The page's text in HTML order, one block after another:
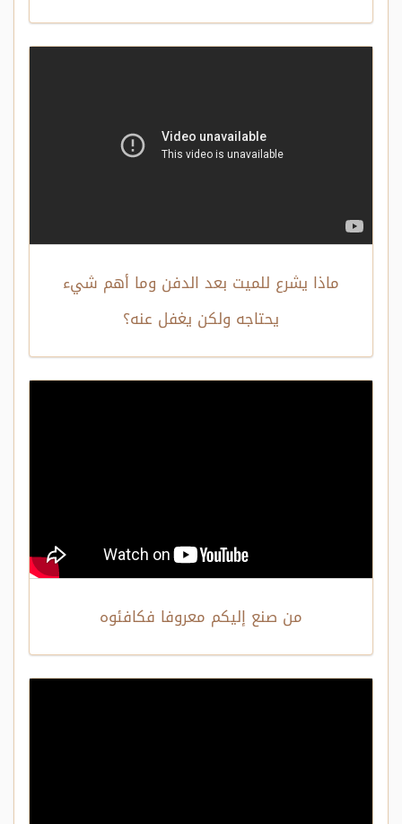
ماذا يشرع للميت بعد الدفن وما أهم شيء
يحتاجه ولكن يغفل عنه؟
من صنع إليكم معروفا فكافئوه